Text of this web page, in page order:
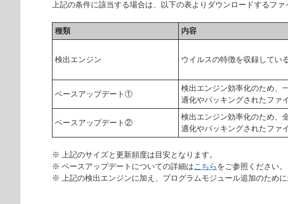
上記の条件に該当する場合は、以下の表よりダウンロードするファ
種類 内容
検出エンジン ウイルスの特徴を収録してい
ベースアップデート①
検出エンジン効率化のため、
適化やパッキングされたファ
ベースアップデート②
検出エンジン効率化のため、
適化やパッキングされたファ
※ 上記のサイズと更新頻度は目安となります。
※ ベースアップデートについての詳細はこちら をご参照ください。
※ 上記の検出エンジンに加え、プログラムモジュール追加のため